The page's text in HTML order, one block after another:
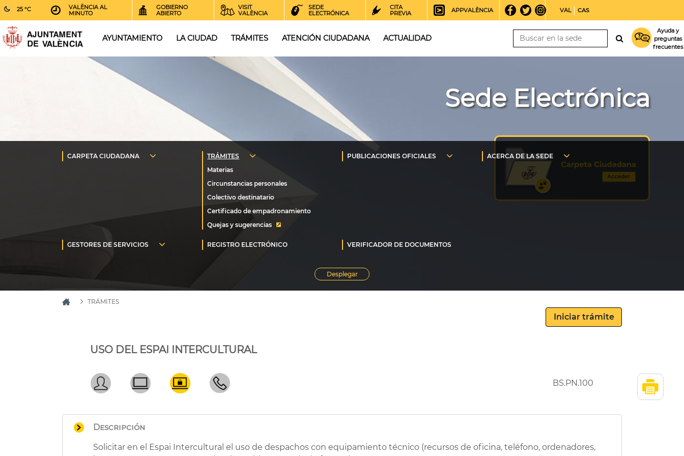
25 °C
VALÈNCIA AL
MINUTO
GOBIERNO
ABIERTO
VISIT
VALÈNCIA
SEDE
ELECTRÓNICA
CITA
PREVIA
APPVALÈNCIA VAL CAS
AYUNTAMIENTO LA CIUDAD TRÁMITES ATENCIÓN CIUDADANA ACTUALIDAD
Ayuda y
preguntas
frecuentes
Sede Electrónica
Quejas y sugerencias
TRÁMITES
USO DEL ESPAI INTERCULTURAL
BS.PN.100
Descripción
Solicitar en el Espai Intercultural el uso de despachos con equipamiento técnico (recursos de oficina, teléfono, ordenadores,